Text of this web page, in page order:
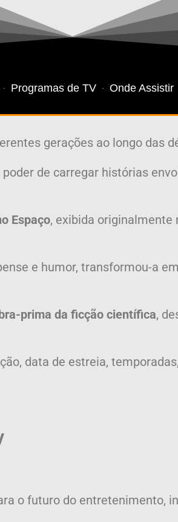
Programas de TV Onde Assistir
gerações ao longo das
de carregar histórias
Espaço, exibida originalmente
e humor, transformou-a
prima da ficção científica,
data de estreia,
o futuro do entretenimento,